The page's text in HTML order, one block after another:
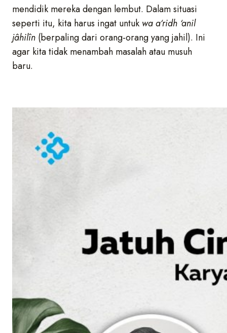
mendidik mereka dengan lembut. Dalam situasi
seperti itu, kita harus ingat untuk wa a‘ridh ‘anil
jâhilîn (berpaling dari orang-orang yang jahil). Ini
agar kita tidak menambah masalah atau musuh
baru.